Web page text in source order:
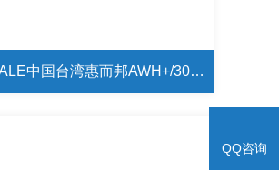
T-SCALE中国台湾惠而邦AWH+/30kg/0.5g电子秤哪里卖维修
QQ咨询